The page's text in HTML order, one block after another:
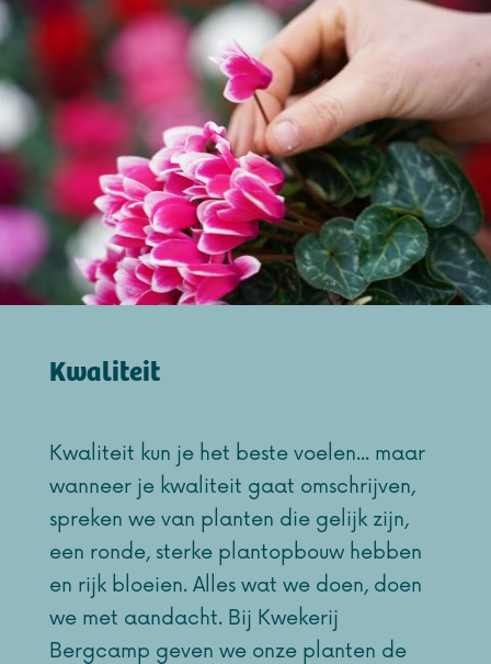
Kwaliteit
Kwaliteit kun je het beste voelen... maar
wanneer je kwaliteit gaat omschrijven,
spreken we van planten die gelijk zijn,
een ronde, sterke plantopbouw hebben
en rijk bloeien. Alles wat we doen, doen
we met aandacht. Bij Kwekerij
Bergcamp geven we onze planten de